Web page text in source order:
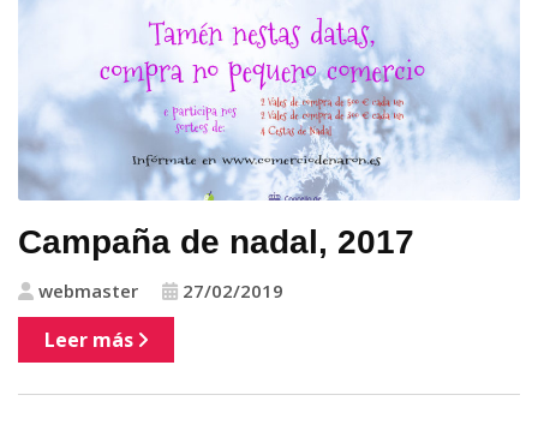
Campaña de nadal, 2017
webmaster 27/02/2019
Leer más